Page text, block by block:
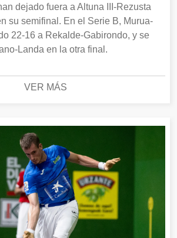
dejado fuera a Altuna III-Rezusta
su semifinal. En el Serie B, Murua-
22-16 a Rekalde-Gabirondo, y se
Landa en la otra final.
VER MÁS